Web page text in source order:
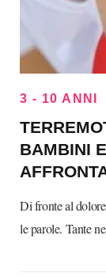
3 - 10 ANNI
BAMBINI
Di fronte al
le parole. Tante